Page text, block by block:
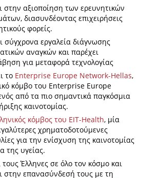
στην αξιοποίηση των ερευνητικών
διασυνδέοντας επιχειρήσεις
φορείς.
σύγχρονα εργαλεία διάγνωσης
αναγκών και παρέχει
για μεταφορά τεχνολογίας
το Enterprise Europe Network-Hellas,
κόμβο του Enterprise Europe
από τα πιο σημαντικά παγκόσμια
καινοτομίας.
κόμβος του EIT-Health, μία
χρηματοδοτούμενες
για την ενίσχυση της καινοτομίας
της υγείας.
τους Έλληνες σε όλο τον κόσμο και
στην επανασύνδεσή τους με τη